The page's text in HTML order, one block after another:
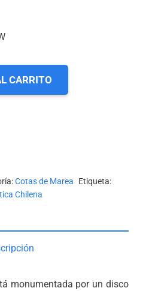
CARRITO
Cotas de Marea Etiqueta:
Chilena
monumentada por un disco